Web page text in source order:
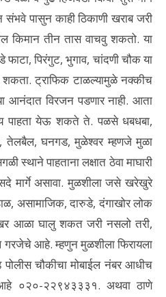
संभवे पासुन काही ठिकाणी खराब जरी
किमान तीन तास वाचवु शकतो. या
फाटा, पिरंगुट, भुगाव, चांदणी चौक या
ट्राफिक टाळल्यामुळे नक्कीच
आनंदात विरजन पडणार नाही. आता
पाहता येऊ शकते ते. पळसे धबधबा,
तेलबैल, घनगड, मुळेश्वर म्हणजे मुळा
स्थाने पाहताना लक्षात ठेवा माघारी
मार्गे असावा. मुळशीला जसे खरेखुरे
असामाजिक, दारुडे, दंगाखोर लोक
आळा घालु शकत जरी नसलो तरी,
गरजेचे आहे. म्हणुन मुळशीला फिरायला
पोलीस चौकीचा मोबाईल नंबर आधीच
०२०-२२९४३३३१. अथवा ठाणे